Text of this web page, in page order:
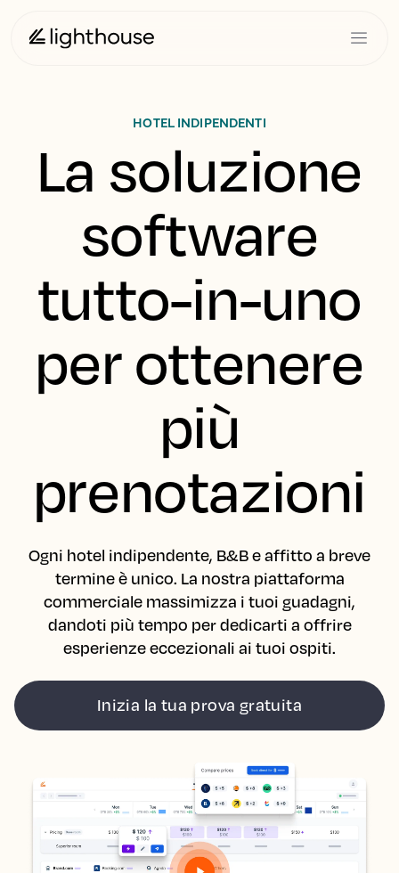
HOTEL INDIPENDENTI
La soluzione
software
tutto-in-uno
per ottenere
più
prenotazioni
Ogni hotel indipendente, B&B e affitto a breve
termine è unico. La nostra piattaforma
commerciale massimizza i tuoi guadagni,
dandoti più tempo per dedicarti a offrire
esperienze eccezionali ai tuoi ospiti.
Inizia la tua prova gratuita